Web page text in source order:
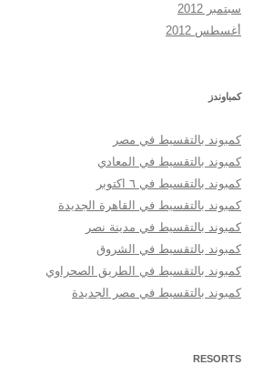
سبتمبر 2012
أغسطس 2012
كمباوندز
كمبوند بالتقسيط في مصر
كمبوند بالتقسيط في المعادي
كمبوند بالتقسيط في ٦ اكتوبر
كمبوند بالتقسيط في القاهرة الجديدة
كمبوند بالتقسيط في مدينة نصر
كمبوند بالتقسيط في الشروق
كمبوند بالتقسيط في الطريق الصحراوي
كمبوند بالتقسيط في مصر الجديدة
RESORTS